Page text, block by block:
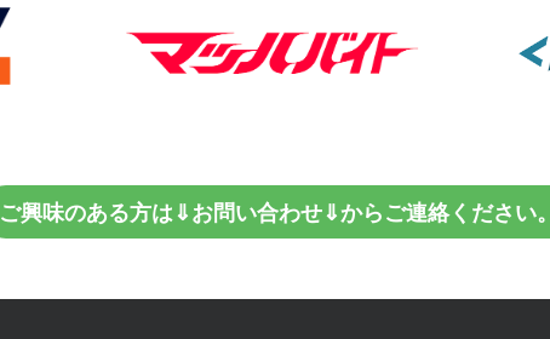
ご興味のある方は⇓お問い合わせ⇓からご連絡ください